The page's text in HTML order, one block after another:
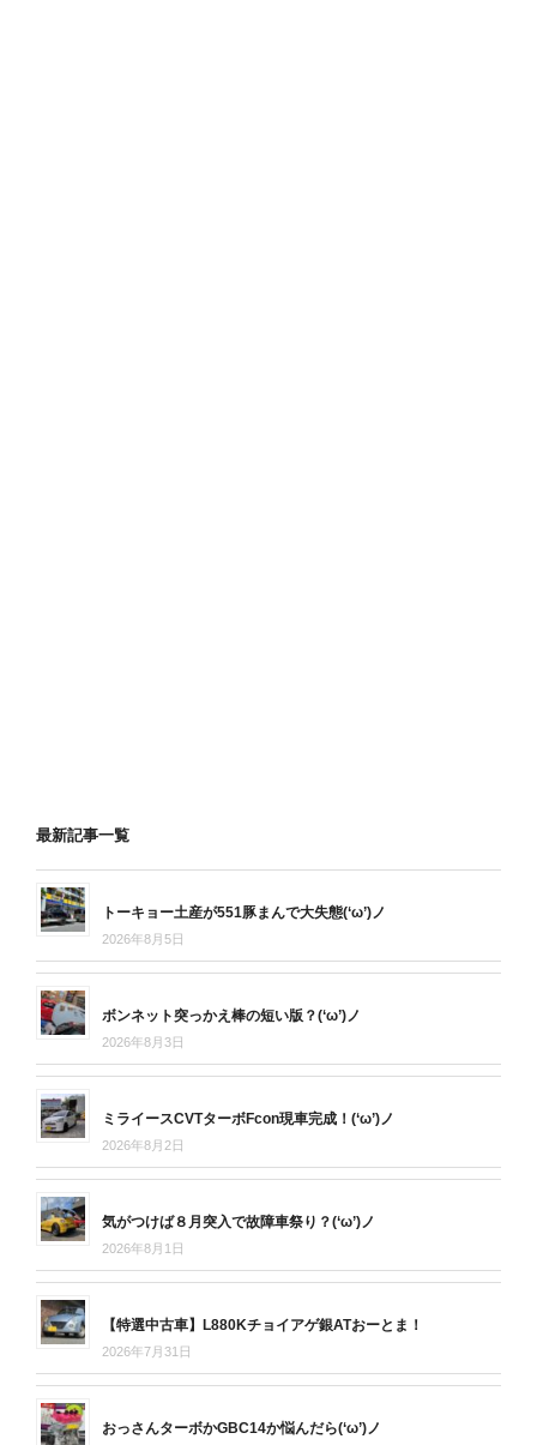
最新記事一覧
トーキョー土産が551豚まんで大失態(‘ω’)ノ
2026年8月5日
ボンネット突っかえ棒の短い版？(‘ω’)ノ
2026年8月3日
ミライースCVTターボFcon現車完成！(‘ω’)ノ
2026年8月2日
気がつけば８月突入で故障車祭り？(‘ω’)ノ
2026年8月1日
【特選中古車】L880Kチョイアゲ銀ATおーとま！
2026年7月31日
おっさんターボかGBC14か悩んだら(‘ω’)ノ